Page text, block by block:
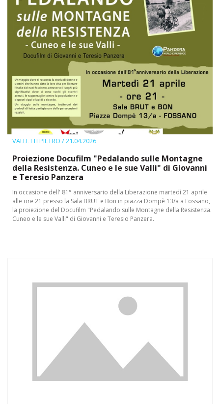
VALLETTI PIETRO / 21.04.2026
Proiezione Docufilm "Pedalando sulle Montagne
della Resistenza. Cuneo e le sue Valli" di Giovanni
e Teresio Panzera
In occasione dell' 81° anniversario della Liberazione martedì 21 aprile
alle ore 21 presso la Sala BRUT e Bon in piazza Dompè 13/a a Fossano,
la proiezione del Docufilm "Pedalando sulle Montagne della Resistenza.
Cuneo e le sue Valli" di Giovanni e Teresio Panzera.